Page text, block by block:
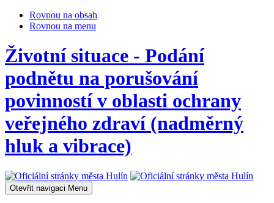
Rovnou na obsah
Rovnou na menu
Životní situace - Podání
podnětu na porušování
povinností v oblasti ochrany
veřejného zdraví (nadměrný
hluk a vibrace)
Otevřit navigaci Menu